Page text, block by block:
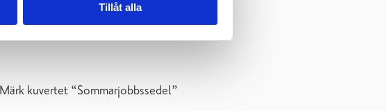
Tillåt alla
kuvertet “Sommarjobbssedel”